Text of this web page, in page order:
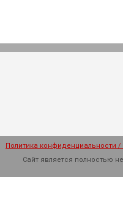
Политика конфиденциальности /
Сайт является полностью